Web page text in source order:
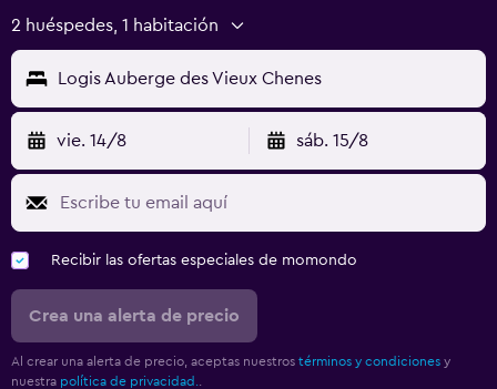
2 huéspedes, 1 habitación
Logis Auberge des Vieux Chenes
vie. 14/8 sáb. 15/8
Recibir las ofertas especiales de momondo
Crea una alerta de precio
Al crear una alerta de precio, aceptas nuestros términos y condiciones y
nuestra política de privacidad.